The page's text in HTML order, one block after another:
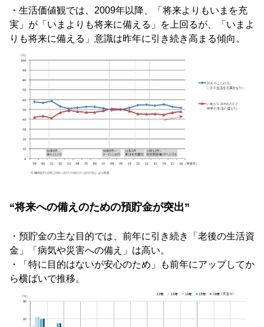
・生活価値観では、2009年以降、「将来よりもいまを充
実」が「いまよりも将来に備える」を上回るが、「いまよ
りも将来に備える」意識は昨年に引き続き高まる傾向。
“将来への備えのための預貯金が突出”
・預貯金の主な目的では、前年に引き続き「老後の生活資
金」「病気や災害への備え」は高い。
・「特に目的はないが安心のため」も前年にアップしてか
ら横ばいで推移。